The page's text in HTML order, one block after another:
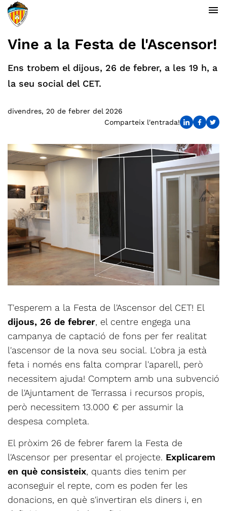
menu
Vine a la Festa de l'Ascensor!
Ens trobem el dijous, 26 de febrer, a les 19 h, a
la seu social del CET.
divendres, 20 de febrer del 2026
Comparteix l'entrada!
T'esperem a la Festa de l'Ascensor del CET! El
dijous, 26 de febrer, el centre engega una
campanya de captació de fons per fer realitat
l'ascensor de la nova seu social. L'obra ja està
feta i només ens falta comprar l'aparell, però
necessitem ajuda! Comptem amb una subvenció
de l'Ajuntament de Terrassa i recursos propis,
però necessitem 13.000 € per assumir la
despesa completa.
El pròxim 26 de febrer farem la Festa de
l'Ascensor per presentar el projecte. Explicarem
en què consisteix, quants dies tenim per
aconseguir el repte, com es poden fer les
donacions, en què s'invertiran els diners i, en